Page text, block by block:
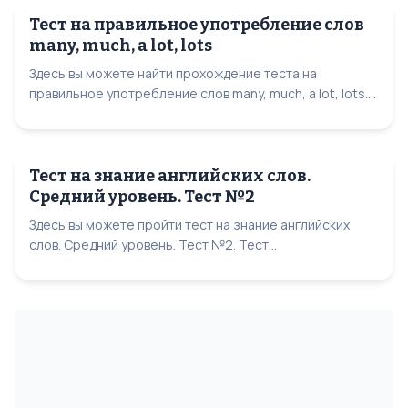
Тест на правильное употребление слов
many, much, a lot, lots
Здесь вы можете найти прохождение теста на
правильное употребление слов many, much, a lot, lots....
Тест на знание английских слов.
Средний уровень. Тест №2
Здесь вы можете пройти тест на знание английских
слов. Средний уровень. Тест №2. Тест...